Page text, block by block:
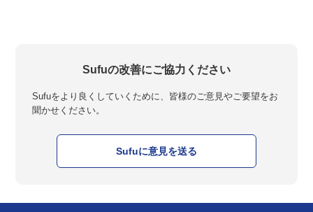
Sufuの改善にご協力ください
Sufuをより良くしていくために、皆様のご意見やご要望をお
聞かせください。
Sufuに意見を送る